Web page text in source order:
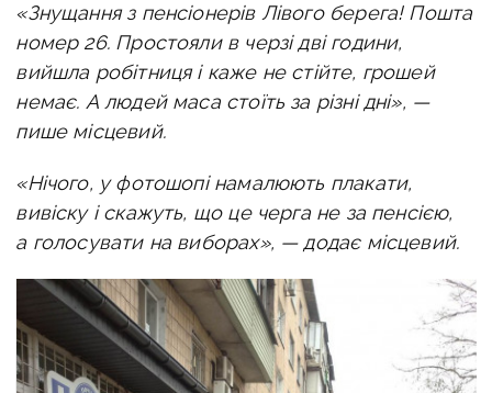
«Знущання з пенсіонерів Лівого берега! Пошта
номер 26. Простояли в черзі дві години,
вийшла робітниця і каже не стійте, грошей
немає. А людей маса стоїть за різні дні», —
пише місцевий.
«Нічого, у фотошопі намалюють плакати,
вивіску і скажуть, що це черга не за пенсією,
а голосувати на виборах», — додає місцевий.